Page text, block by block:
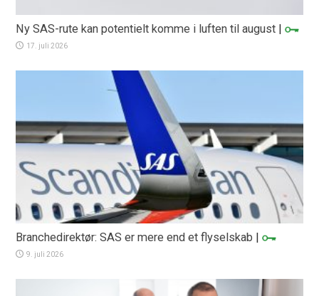
Ny SAS-rute kan potentielt komme i luften til august |
17. juli 2026
Branchedirektør: SAS er mere end et flyselskab |
9. juli 2026